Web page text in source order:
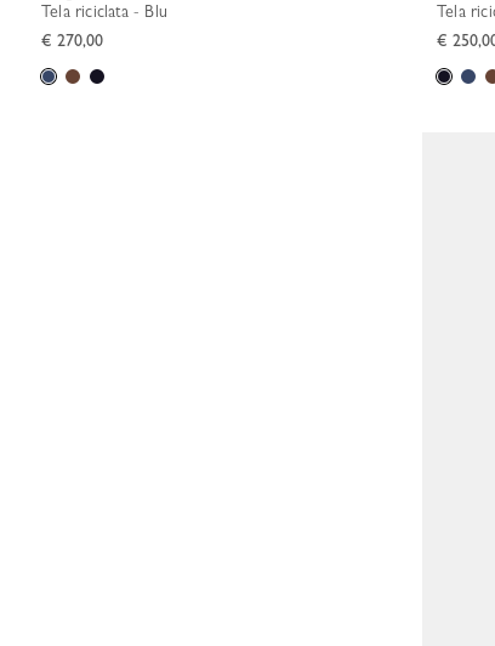
Tela riciclata - Blu
€ 270,00
Tela
€